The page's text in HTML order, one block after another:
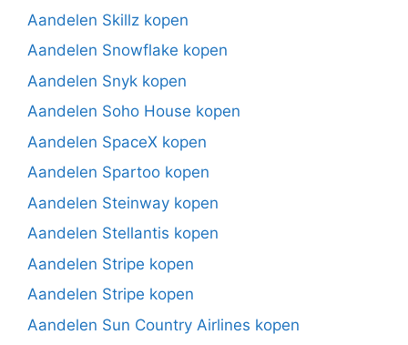
Aandelen Skillz kopen
Aandelen Snowflake kopen
Aandelen Snyk kopen
Aandelen Soho House kopen
Aandelen SpaceX kopen
Aandelen Spartoo kopen
Aandelen Steinway kopen
Aandelen Stellantis kopen
Aandelen Stripe kopen
Aandelen Stripe kopen
Aandelen Sun Country Airlines kopen